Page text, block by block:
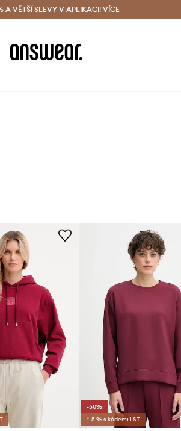
Doručení i do 24 h
A VĚTŠÍ SLEVY V APLIKACI! VÍCE
-50%
*-5 % s kódem: LST